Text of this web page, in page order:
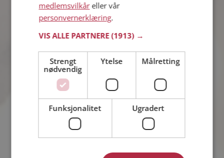
Kvinner synes
11-15 år
16-20 år
medlemsvilkåreller vår
personvernerklæring.
VIS ALLE PARTNERE(1913) →
Strengt
nødvendig
Ytelse Målretting
Funksjonalitet Ugradert